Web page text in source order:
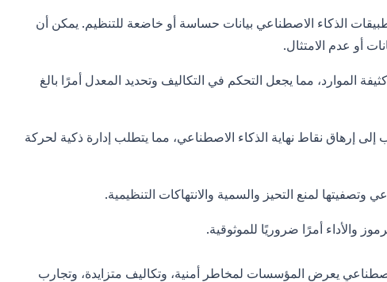
الذكاء الاصطناعي بيانات حساسة أو خاضعة للتنظيم. يمكن أن
أو عدم الامتثال.
الموارد، مما يجعل التحكم في التكاليف وتحديد المعدل أمرًا بالغ
إرهاق نقاط نهاية الذكاء الاصطناعي، مما يتطلب إدارة ذكية لحركة
وتصفيتها لمنع التحيز والسمية والانتهاكات التنظيمية.
والأداء أمرًا ضروريًا للموثوقية.
يعرض المؤسسات لمخاطر أمنية، وتكاليف متزايدة، وتجارب